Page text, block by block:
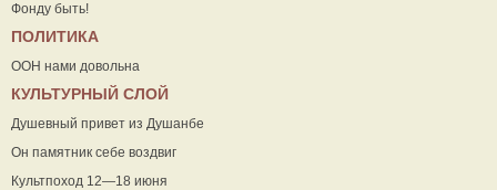
Фонду быть!
ПОЛИТИКА
ООН нами довольна
КУЛЬТУРНЫЙ СЛОЙ
Душевный привет из Душанбе
Он памятник себе воздвиг
Культпоход 12—18 июня